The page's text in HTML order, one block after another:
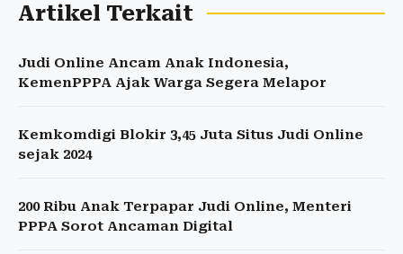
Artikel Terkait
Judi Online Ancam Anak Indonesia,
KemenPPPA Ajak Warga Segera Melapor
Kemkomdigi Blokir 3,45 Juta Situs Judi Online
sejak 2024
200 Ribu Anak Terpapar Judi Online, Menteri
PPPA Sorot Ancaman Digital